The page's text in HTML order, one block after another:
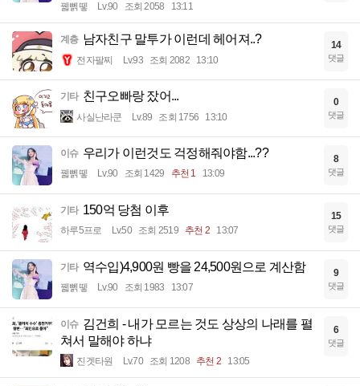
꿻뻵뗗 Lv.90 조회 2058 13:11
계층 남자친구 말투가 이런데 헤어져..?
전자팔찌 Lv.93 조회 2082 13:10
14
댓글
기타 친구오빠랑 잤어...
사실난라쿤 Lv.89 조회 1756 13:10
0
댓글
이슈 우리가 이런것도 걱정해줘야함...??
꿻뻵뗗 Lv.90 조회 1429 추천 1 13:09
8
댓글
기타 150억 당첨 이후
하루5프로 Lv.50 조회 2519 추천 2 13:07
15
댓글
기타 역수입)4,900원 빵을 24,500원으로 계산함
꿻뻵뗗 Lv.90 조회 1983 13:07
9
댓글
이슈 김건희 - 내가 모르는 것도 상상의 나래를 펼
쳐서 말해야 하냐
진겟타원 Lv.70 조회 1208 추천 2 13:05
6
댓글